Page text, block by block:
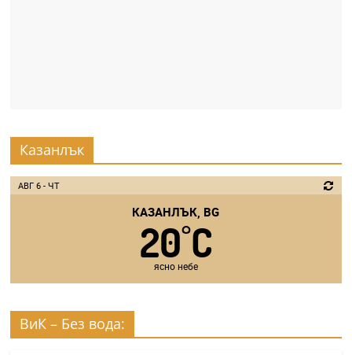
Казанлък
АВГ 6 - ЧТ
КАЗАНЛЪК, BG
20°C
ясно небе
ВиК – Без вода: